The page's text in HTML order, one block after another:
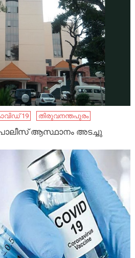
19 തിരുവനന്തപുരം
ആസ്ഥാനം അടച്ചു